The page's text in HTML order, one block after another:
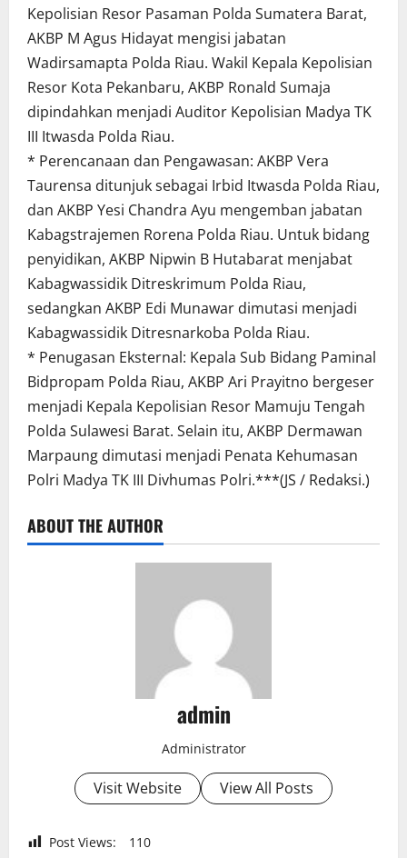
Kepolisian Resor Pasaman Polda Sumatera Barat,
AKBP M Agus Hidayat mengisi jabatan
Wadirsamapta Polda Riau. Wakil Kepala Kepolisian
Resor Kota Pekanbaru, AKBP Ronald Sumaja
dipindahkan menjadi Auditor Kepolisian Madya TK
III Itwasda Polda Riau.
* Perencanaan dan Pengawasan: AKBP Vera
Taurensa ditunjuk sebagai Irbid Itwasda Polda Riau,
dan AKBP Yesi Chandra Ayu mengemban jabatan
Kabagstrajemen Rorena Polda Riau. Untuk bidang
penyidikan, AKBP Nipwin B Hutabarat menjabat
Kabagwassidik Ditreskrimum Polda Riau,
sedangkan AKBP Edi Munawar dimutasi menjadi
Kabagwassidik Ditresnarkoba Polda Riau.
* Penugasan Eksternal: Kepala Sub Bidang Paminal
Bidpropam Polda Riau, AKBP Ari Prayitno bergeser
menjadi Kepala Kepolisian Resor Mamuju Tengah
Polda Sulawesi Barat. Selain itu, AKBP Dermawan
Marpaung dimutasi menjadi Penata Kehumasan
Polri Madya TK III Divhumas Polri.***(JS / Redaksi.)
ABOUT THE AUTHOR
admin
Administrator
Visit Website View All Posts
Post Views: 110